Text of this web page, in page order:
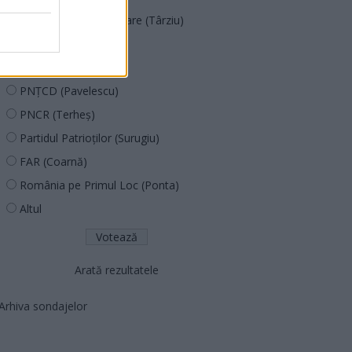
Acțiunea Conservatoare (Târziu)
PNȚCD (Pavelescu)
PNCR (Terheș)
Partidul Patrioților (Surugiu)
FAR (Coarnă)
România pe Primul Loc (Ponta)
Altul
Arată rezultatele
sondajelor